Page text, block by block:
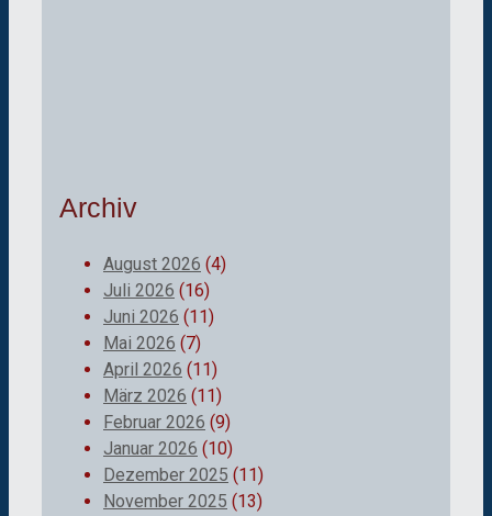
Archiv
August 2026 (4)
Juli 2026 (16)
Juni 2026 (11)
Mai 2026 (7)
April 2026 (11)
März 2026 (11)
Februar 2026 (9)
Januar 2026 (10)
Dezember 2025 (11)
November 2025 (13)